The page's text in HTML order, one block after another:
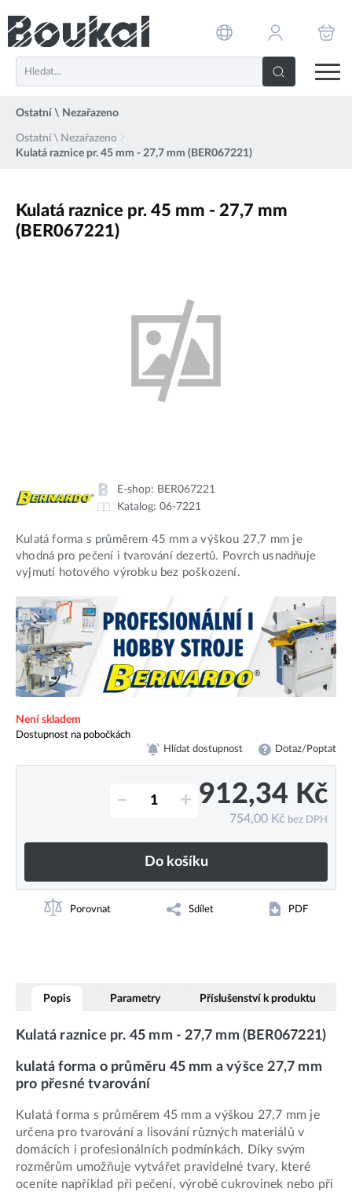
Ostatní \ Nezařazeno
Ostatní \ Nezařazeno
Kulatá raznice pr. 45 mm - 27,7 mm (BER067221)
Kulatá raznice pr. 45 mm - 27,7 mm
(BER067221)
E-shop: BER067221
Katalog: 06-7221
Kulatá forma s průměrem 45 mm a výškou 27,7 mm je
vhodná pro pečení i tvarování dezertů. Povrch usnadňuje
vyjmutí hotového výrobku bez poškození.
Není skladem
Dostupnost na pobočkách
Hlídat dostupnost Dotaz/Poptat
– + 912,34 Kč
754,00 Kč bez DPH
Do košíku
Porovnat Sdílet PDF
Popis Parametry Příslušenství k produktu
Kulatá raznice pr. 45 mm - 27,7 mm (BER067221)
kulatá forma o průměru 45 mm a výšce 27,7 mm
pro přesné tvarování
Kulatá forma s průměrem 45 mm a výškou 27,7 mm je
určena pro tvarování a lisování různých materiálů v
domácích i profesionálních podmínkách. Díky svým
rozměrům umožňuje vytvářet pravidelné tvary, které
oceníte například při pečení, výrobě cukrovinek nebo při